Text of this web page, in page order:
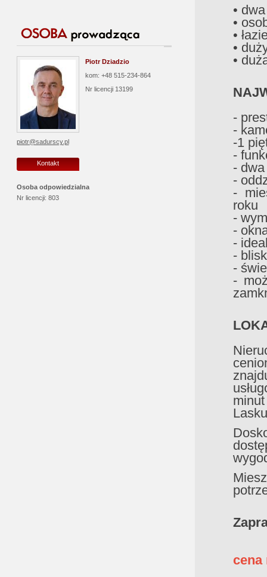
Piotr Dziadzio
kom: +48 515-234-864
Nr licencji 13199
piotr@sadurscy.pl
Kontakt
Osoba odpowiedzialna
Nr licencji: 803
•
•
•
•
•
-
-
-1
-
-
-
-
roku
-
-
-
-
-
-
cena